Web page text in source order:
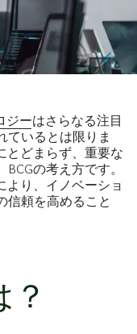
ジーはさらなる注目
ているとは限りま
とどまらず、重要な
の考え方です。
より、イノベーショ
信頼を高めること
？